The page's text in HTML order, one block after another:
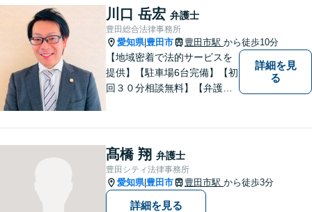
川口 岳宏 弁護士
豊田総合法律事務所
愛知県| 豊田市 豊田市駅 から徒歩10分
【地域密着で法的サービスを
提供】【駐車場6台完備】【初
回３０分相談無料】【弁護士3
のお困りごとを迅速に解決い
たします。
詳細を見
る
髙橋 翔 弁護士
豊田シティ法律事務所
愛知県| 豊田市 豊田市駅 から徒歩3分
詳細を見る